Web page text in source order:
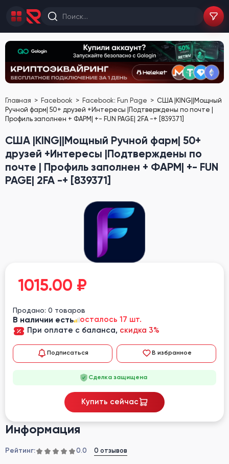
Главная Facebook Facebook: Fun Page
США |KING||Мощный
Ручной фарм| 50+ друзей +Интересы |Подтверждены по почте |
Профиль заполнен + ФАРМ| +- FUN PAGE| 2FA -+ [839371]
США |KING||Мощный Ручной фарм| 50+
друзей +Интересы |Подтверждены по
почте | Профиль заполнен + ФАРМ| +- FUN
PAGE| 2FA -+ [839371]
Информация
Рейтинг: 0.0 0 отзывов
1015.00 ₽
Продано: 0 товаров
В наличии есть
осталось 17 шт.
При оплате с баланса, скидка 3%
Подписаться В избранное
Сделка защищена
Купить сейчас